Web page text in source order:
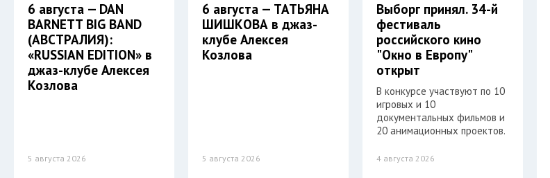
6 августа — DAN
BARNETT BIG BAND
(АВСТРАЛИЯ):
«RUSSIAN EDITION» в
джаз-клубе Алексея
Козлова
5 августа 2026
6 августа — ТАТЬЯНА
ШИШКОВА в джаз-
клубе Алексея
Козлова
5 августа 2026
Выборг принял. 34-й
фестиваль
российского кино
"Окно в Европу"
открыт
В конкурсе участвуют по 10
игровых и 10
документальных фильмов и
20 анимационных проектов.
4 августа 2026